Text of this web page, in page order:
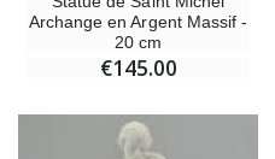
Archange en Argent Massif -
20 cm
€145.00